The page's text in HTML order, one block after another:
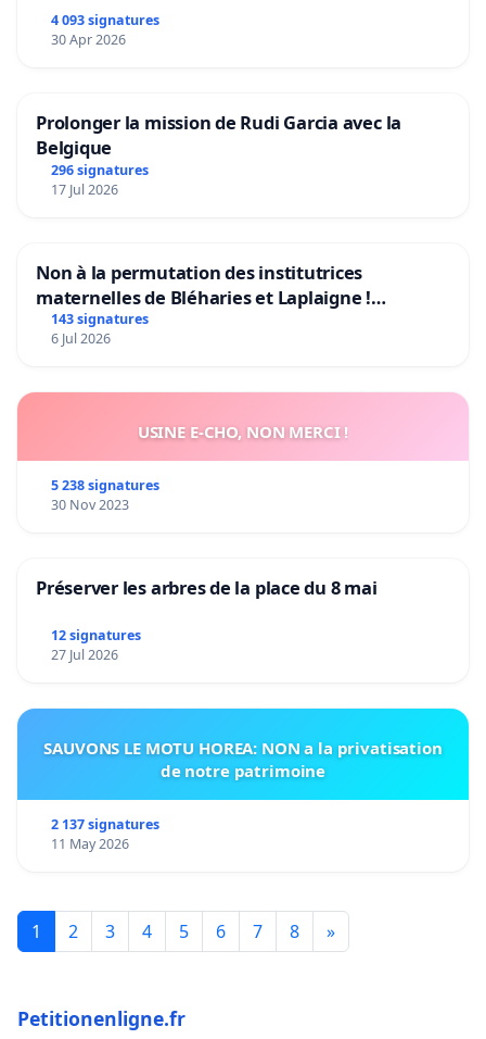
4 093 signatures
30 Apr 2026
Prolonger la mission de Rudi Garcia avec la
Belgique
296 signatures
17 Jul 2026
Non à la permutation des institutrices
maternelles de Bléharies et Laplaigne !
Préservons la stabilité de nos enfants.
143 signatures
6 Jul 2026
USINE E-CHO, NON MERCI !
5 238 signatures
30 Nov 2023
Préserver les arbres de la place du 8 mai
12 signatures
27 Jul 2026
SAUVONS LE MOTU HOREA: NON a la privatisation
de notre patrimoine
2 137 signatures
11 May 2026
1 2 3 4 5 6 7 8 »
Petitionenligne.fr